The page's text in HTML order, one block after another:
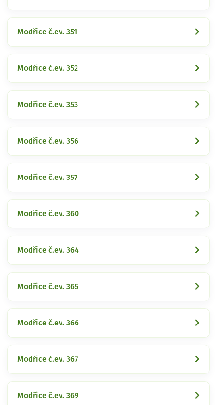
Modřice č.ev. 351
Modřice č.ev. 352
Modřice č.ev. 353
Modřice č.ev. 356
Modřice č.ev. 357
Modřice č.ev. 360
Modřice č.ev. 364
Modřice č.ev. 365
Modřice č.ev. 366
Modřice č.ev. 367
Modřice č.ev. 369